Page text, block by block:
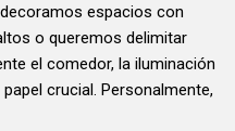
espacios con
o queremos delimitar
el comedor, la iluminación
papel crucial. Personalmente,